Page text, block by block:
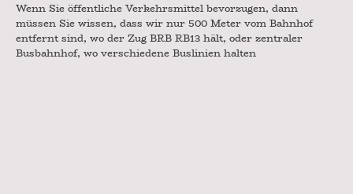
Wenn Sie öffentliche Verkehrsmittel bevorzugen, dann
müssen Sie wissen, dass wir nur 500 Meter vom Bahnhof
entfernt sind, wo der Zug BRB RB13 hält, oder zentraler
Busbahnhof, wo verschiedene Buslinien halten